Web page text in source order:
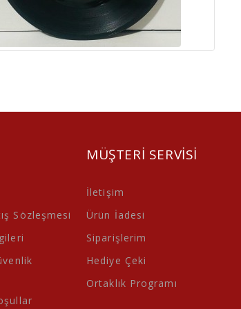
Sözleşmesi
MÜŞTERI SERVISI
İletişim
Ürün İadesi
Siparişlerim
Hediye Çeki
Ortaklık Programı